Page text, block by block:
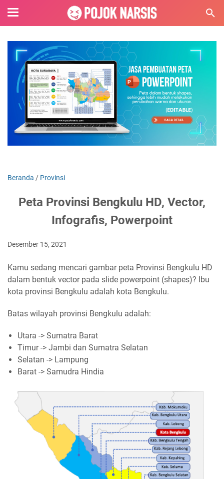
Beranda / Provinsi
Peta Provinsi Bengkulu HD, Vector,
Infografis, Powerpoint
Desember 15, 2021
Kamu sedang mencari gambar peta Provinsi Bengkulu HD
dalam bentuk vector pada slide powerpoint (shapes)? Ibu
kota provinsi Bengkulu adalah kota Bengkulu.
Batas wilayah provinsi Bengkulu adalah:
Utara -> Sumatra Barat
Timur -> Jambi dan Sumatra Selatan
Selatan -> Lampung
Barat -> Samudra Hindia